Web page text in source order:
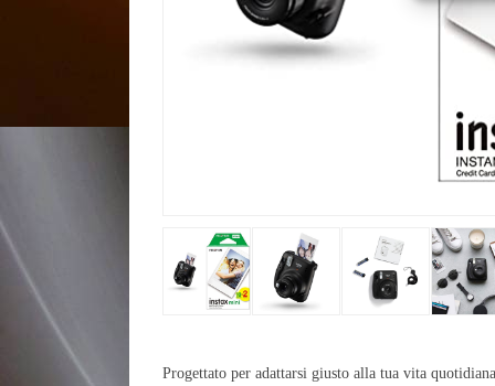
Progettato per adattarsi giusto alla tua vita quotidiana